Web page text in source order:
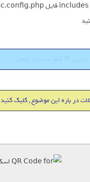
در باره این موضوع , کلیک کنید